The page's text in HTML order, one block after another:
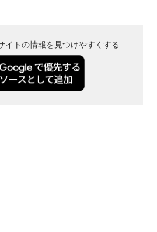
トの情報を見つけやすくする